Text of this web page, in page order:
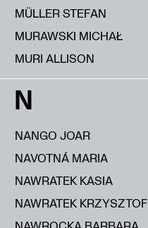
MÜLLER STEFAN
MURAWSKI MICHAŁ
MURI ALLISON
N
NANGO JOAR
NAVOTNÁ MARIA
NAWRATEK KASIA
NAWRATEK KRZYSZTOF